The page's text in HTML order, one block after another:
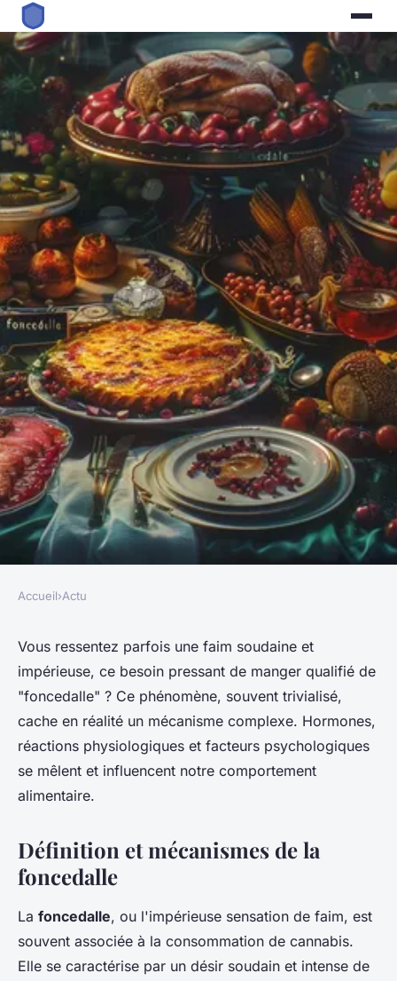
Sensation de foncedalle :
quelles sont les causes ?
adeline •16 avril 2024 •3 min de lecture
Accueil›Actu
Vous ressentez parfois une faim soudaine et
impérieuse, ce besoin pressant de manger qualifié de
"foncedalle" ? Ce phénomène, souvent trivialisé,
cache en réalité un mécanisme complexe. Hormones,
réactions physiologiques et facteurs psychologiques
se mêlent et influencent notre comportement
alimentaire.
Définition et mécanismes de la
foncedalle
La foncedalle, ou l'impérieuse sensation de faim, est
souvent associée à la consommation de cannabis.
Elle se caractérise par un désir soudain et intense de